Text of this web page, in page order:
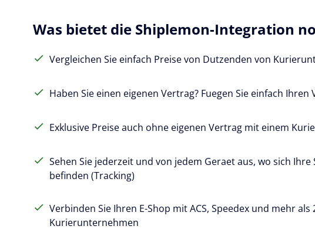
Was bietet die Shiplemon-Integration
Vergleichen Sie einfach Preise von Dutzenden von
Haben Sie einen eigenen Vertrag? Fuegen Sie einfach Ihren
Exklusive Preise auch ohne eigenen Vertrag mit einem
Sehen Sie jederzeit und von jedem Geraet aus, wo sich Ihre
befinden (Tracking)
Verbinden Sie Ihren E-Shop mit ACS, Speedex und mehr als
Kurierunternehmen